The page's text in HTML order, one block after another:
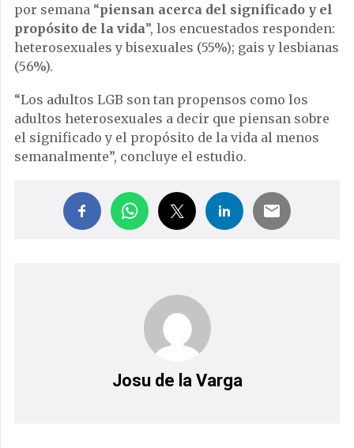
por semana “piensan acerca del significado y el
propósito de la vida”, los encuestados responden:
heterosexuales y bisexuales (55%); gais y lesbianas
(56%).
“Los adultos LGB son tan propensos como los
adultos heterosexuales a decir que piensan sobre
el significado y el propósito de la vida al menos
semanalmente”, concluye el estudio.
Josu de la Varga